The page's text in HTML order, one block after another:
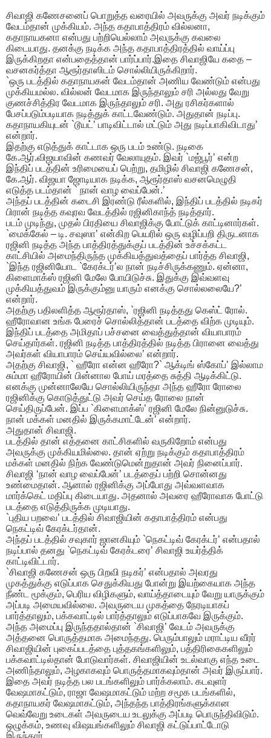
சிவாஜி கணேசனைப் பொறுத்த வரையில் அவருக்கு அவர் நடிக்கும்
வேடம்தான் முக்கியம். அந்த கதாபாத்திரம் வில்லனா,
கதாநாயகனா என்பது பற்றியெல்லாம் அவருக்கு கவலை
கிடையாது. தனக்கு நடிக்க அந்த கதாபாத்திரத்தில் வாய்ப்பு
இருக்கிறதா என்பதைத்தான் பார்ப்பார்.இதை சிவாஜியே கதை –
வசனகர்த்தா ஆரூர்தாஸிடம் சொல்லியிருக்கிறார்.
`ஒரு படத்தில் கதாநாயகன் வேடம்தான் அணிய வேண்டும் என்பது
முக்கியமல்ல. வில்லன் வேடமாக இருந்தாலும் சரி அல்லது வேறு
குணச்சித்திர வேடமாக இருந்தாலும் சரி. அது ரசிகர்களால்
பேசப்படும்படியாக நடித்துக் காட்டவேண்டும். அதுதான் நடிப்பு.
கதாநாயகியுடன் `டூயட்’ பாடிவிட்டால் மட்டும் அது நடிப்பாகிவிடாது’
என்றார்.
இதற்கு எடுத்துக் காட்டாக ஒரு படம் உண்டு. நடிகை
கே.ஆர்.விஜயாவின் கணவர் வேலாயுதம். இவர் `மஜ்பூர்’ என்ற
இந்திப் படத்தின் உரிமையைப் பெற்று, தமிழில் சிவாஜி கணேசன்,
கே.ஆர். விஜயா ஜோடியாக நடிக்க, ஆரூர்தாஸ் வசனமெழுதி
எடுத்த படம்தான் ` நான் வாழ வைப்பேன்.’
அந்தப் படத்தின் கடைசி இரண்டு ரீல்களில், இந்திப் படத்தில் நடிகர்
பிரான் நடித்த கவுரவ வேடத்தில் ரஜினிகாந்த் நடித்தார்.
படம் முடிந்து, முதல் பிரதியை சிவாஜிக்கு போட்டுக் காட்டினார்கள்.
`மைக்கேல் – டி. சவுஸா’ என்கிற பெயரில் ஒரு வழிப்பறி திருடனாக
ரஜினி நடித்த அந்த பாத்திரத்துக்குப் படத்தின் உச்சக்கட்ட
காட்சியில் அமைந்திருந்த முக்கியத்துவத்தைப் பார்த்த சிவாஜி,
`இந்த ரஜினியோட `கேரக்டர்’ல நான் நடிச்சிருக்கணும். ஏன்னா,
கிளைமாக்ஸ் ரஜினி மேலே போயிடுச்சு. இதுக்கு இவ்வளவு
முக்கியத்துவம் இருக்கும்னு யாரும் எனக்கு சொல்லலையே?’
என்றார்.
அதற்கு பதிலளித்த ஆரூர்தாஸ், `ரஜினி நடித்தது கெஸ்ட் ரோல்.
ஹீரோவான உங்க பேரைச் சொல்லித்தான் படத்தை விற்க முடியும்.
இந்திப் படத்தை அமிதாப் பச்சனை வைத்துத்தான் வியாபாரம்
செய்தார்கள். ரஜினி நடித்த பாத்திரத்தில் நடித்த பிரானை வைத்து
அவர்கள் வியாபாரம் செய்யவில்லை’ என்றார்.
அதற்கு சிவாஜி, ` ஹீரோ என்ன ஹீரோ?` ஆக்டிங் ஸ்கோப்’ இல்லாம
சும்மா ஹீரோயின் பின்னால போய் மரத்தை சுத்தி ஆடிக்கிட்டு.
எனக்கு முன்னாலேயே சொல்லியிருந்தா அந்த ஹீரோ ரோலை
ரஜினிக்கு கொடுத்துட்டு அவர் செய்த ரோலை நான்
செய்திருப்பேன். இப்ப `கிளைமாக்ஸ்’ ரஜினி மேலே நின்னுடுச்சு.
நான் மக்கள் மனதில் இருக்கமாட்டேன்’ என்றார்.
அதுதான் சிவாஜி.
படத்தில் தான் எத்தனை காட்சிகளில் வருகிறோம் என்பது
அவருக்கு முக்கியமில்லை. தான் ஏற்று நடிக்கும் கதாபாத்திரம்
மக்கள் மனதில் நிற்க வேண்டுமென்றுதான் அவர் நினைப்பார்.
சிவாஜி ‘நான் வாழ வைப்பேன்’ படத்தைப் பற்றி சொன்னது
உண்மைதான். ஆனால் ரஜினிக்கு அப்போது அவ்வளவாக
மார்க்கெட் மதிப்பு கிடையாது. அதனால் அவரை ஹீரோவாக போட்டு
படத்தை எடுத்திருக்க முடியாது.
`புதிய பறவை’ படத்தில் சிவாஜியின் கதாபாத்திரம் என்பது
நெகட்டிவ் கேரக்டர்தான்.
அந்தப் படத்தில் சவுகார் ஜானகியும் `நெகட்டிவ் கேரக்டர்’ என்பதால்
நடிப்பால் தனது `நெகட்டிவ் கேரக்டரை’ சிவாஜி உயர்த்திக்
காட்டிவிட்டார்.
`சிவாஜி கணேசன் ஒரு பிறவி நடிகர்’ என்பதால் அவரது
முகத்துக்கு எடுப்பாக செதுக்கியது போன்று இயற்கையாக அந்த
நீண்ட மூக்கும், பெரிய விழிகளும், வாய்த்தாடையும் வேறு யாருக்கும்
அப்படி அமையவில்லை. அவருடைய முகத்தை நேரடியாகப்
பார்த்தாலும், பக்கவாட்டில் பார்த்தாலும் எடுப்பாகவே இருக்கும்.
அந்த அமைப்பு இருந்ததால்தான் `சிவாஜி’ வேடம் அவருக்கு
அத்தனை பொருத்தமாக அமைந்தது. பெரும்பாலும் மராட்டிய வீரர்
சிவாஜியின் புகைப்படத்தை புத்தகங்களிலும், பத்திரிகைகளிலும்
பக்கவாட்டில்தான் போடுவார்கள். சிவாஜியின் உடல்வாகு எந்த உடை
அணிந்தாலும், அழகாகவும் பொருத்தமாகவும்தான் அவர் இருப்பார்.
இதை அவர் நடித்த பல படங்களிலும் பார்க்கலாம். கடவுளர்
வேஷமாகட்டும், ராஜா வேஷமாகட்டும் மற்ற சமூக படங்களில்,
கதாநாயகர் வேஷமாகட்டும், அந்தந்த பாத்திரங்களுக்கான
வெவ்வேறு உடைகள் அவருடைய உடலுக்கு அப்படி பொருந்திவிடும்.
ஒழுக்கம், உணவு விஷயங்களிலும் சிவாஜி கட்டுப்பாட்டோடு
இருந்தார்.